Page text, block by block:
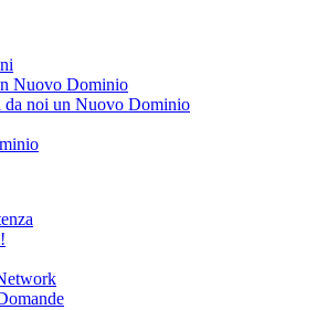
Nuovo Dominio
da noi un Nuovo Dominio